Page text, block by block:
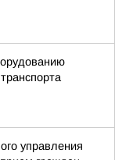
управления